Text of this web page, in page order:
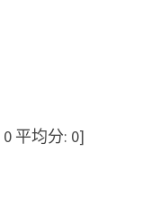
0 平均分: 0]